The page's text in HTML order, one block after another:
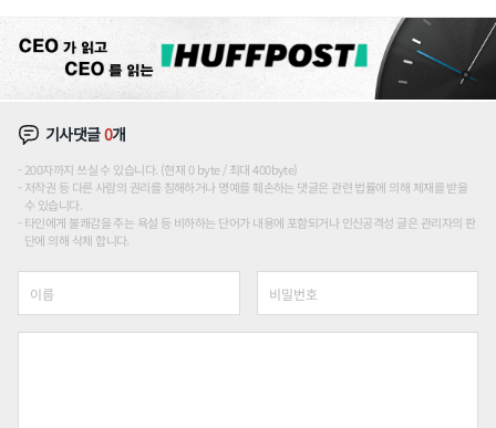
기사댓글0개
200자까지 쓰실 수 있습니다. (현재 0 byte / 최대 400byte)
저작권 등 다른 사람의 권리를 침해하거나 명예를 훼손하는 댓글은 관련 법률에 의해 제재를 받을
수 있습니다.
타인에게 불쾌감을 주는 욕설 등 비하하는 단어가 내용에 포함되거나 인신공격성 글은 관리자의 판
단에 의해 삭제 합니다.